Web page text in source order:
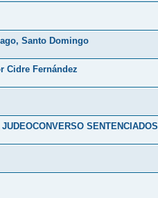
Santo Domingo
Cidre Fernández
SENTENCIADOS